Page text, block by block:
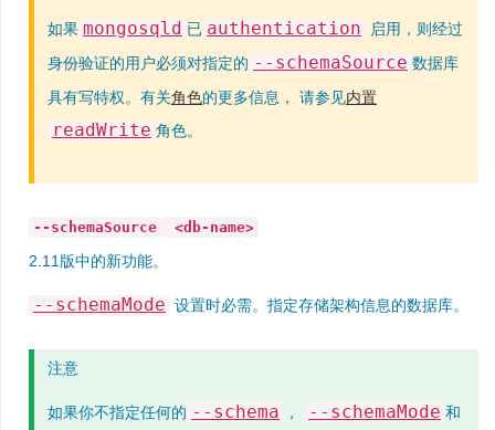
如果 mongosqld 已 authentication
启用，则经过
身份验证的用户必须对指定的 --schemaSource 数据库
具有写特权。有关角色的更多信息， 请参见内置
readWrite 角色。
--schemaSource <db-name>
2.11版中的新功能。
--schemaMode 设置时必需。指定存储架构信息的数据库。
注意
如果你不指定任何的 --schema ， --schemaMode 和